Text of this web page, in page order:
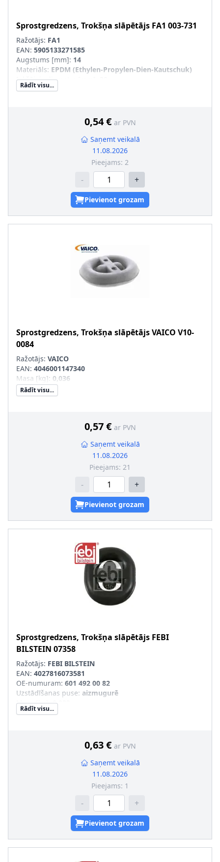
Sprostgredzens, Trokšņa slāpētājs FA1 003-731
Ražotājs: FA1
EAN: 5905133271585
Augstums [mm]: 14
Materiāls: EPDM (Ethylen-Propylen-Dien-Kautschuk)
Iekšējais diametrs [mm]
Ārējais diametrs [mm]
Rādīt visu...
0,54 € ar PVN
Saņemt veikalā
11.08.2026
Pieejams: 2
- +
Pievienot grozam
Sprostgredzens, Trokšņa slāpētājsVAICO V10-
0084
Ražotājs: VAICO
EAN: 4046001147340
Masa [kg]: 0,036
Rādīt visu...
0,57 € ar PVN
Saņemt veikalā
11.08.2026
Pieejams: 21
- +
Pievienot grozam
Sprostgredzens, Trokšņa slāpētājs FEBI
BILSTEIN 07358
Ražotājs: FEBI BILSTEIN
EAN: 4027816073581
OE-numuram: 601 492 00 82
Uzstādīšanas puse: aizmugurē
Masa [kg]:0,033
Materiāls:Gumija
Rādīt visu...
0,63 € ar PVN
Saņemt veikalā
11.08.2026
Pieejams: 1
- +
Pievienot grozam